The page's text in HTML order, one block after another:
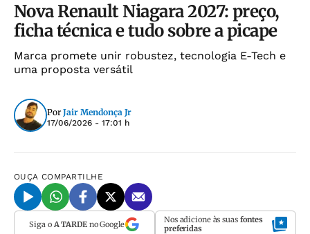
Nova Renault Niagara 2027: preço,
ficha técnica e tudo sobre a picape
Marca promete unir robustez, tecnologia E-Tech e
uma proposta versátil
Por Jair Mendonça Jr
17/06/2026 - 17:01 h
OUÇA COMPARTILHE
Siga o A TARDEno Google Nos adicione às suas fontes
preferidas